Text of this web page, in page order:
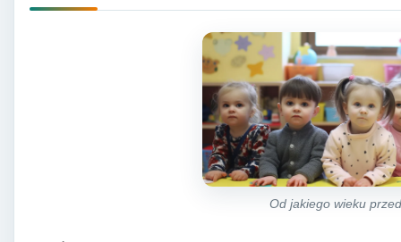
Od jakiego wieku